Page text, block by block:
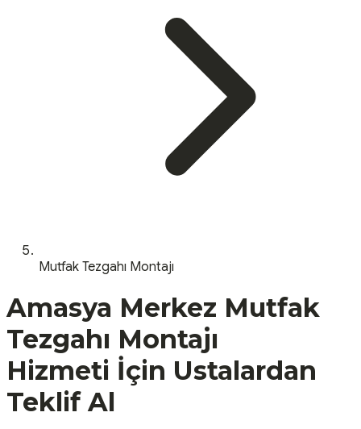
Mutfak Tezgahı Montajı
Amasya Merkez Mutfak
Tezgahı Montajı
Hizmeti İçin Ustalardan
Teklif Al